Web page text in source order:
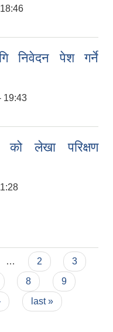
निवेदन पेश गर्ने
19:43
लेखा परिक्षण
… 2
3
8
9
last »